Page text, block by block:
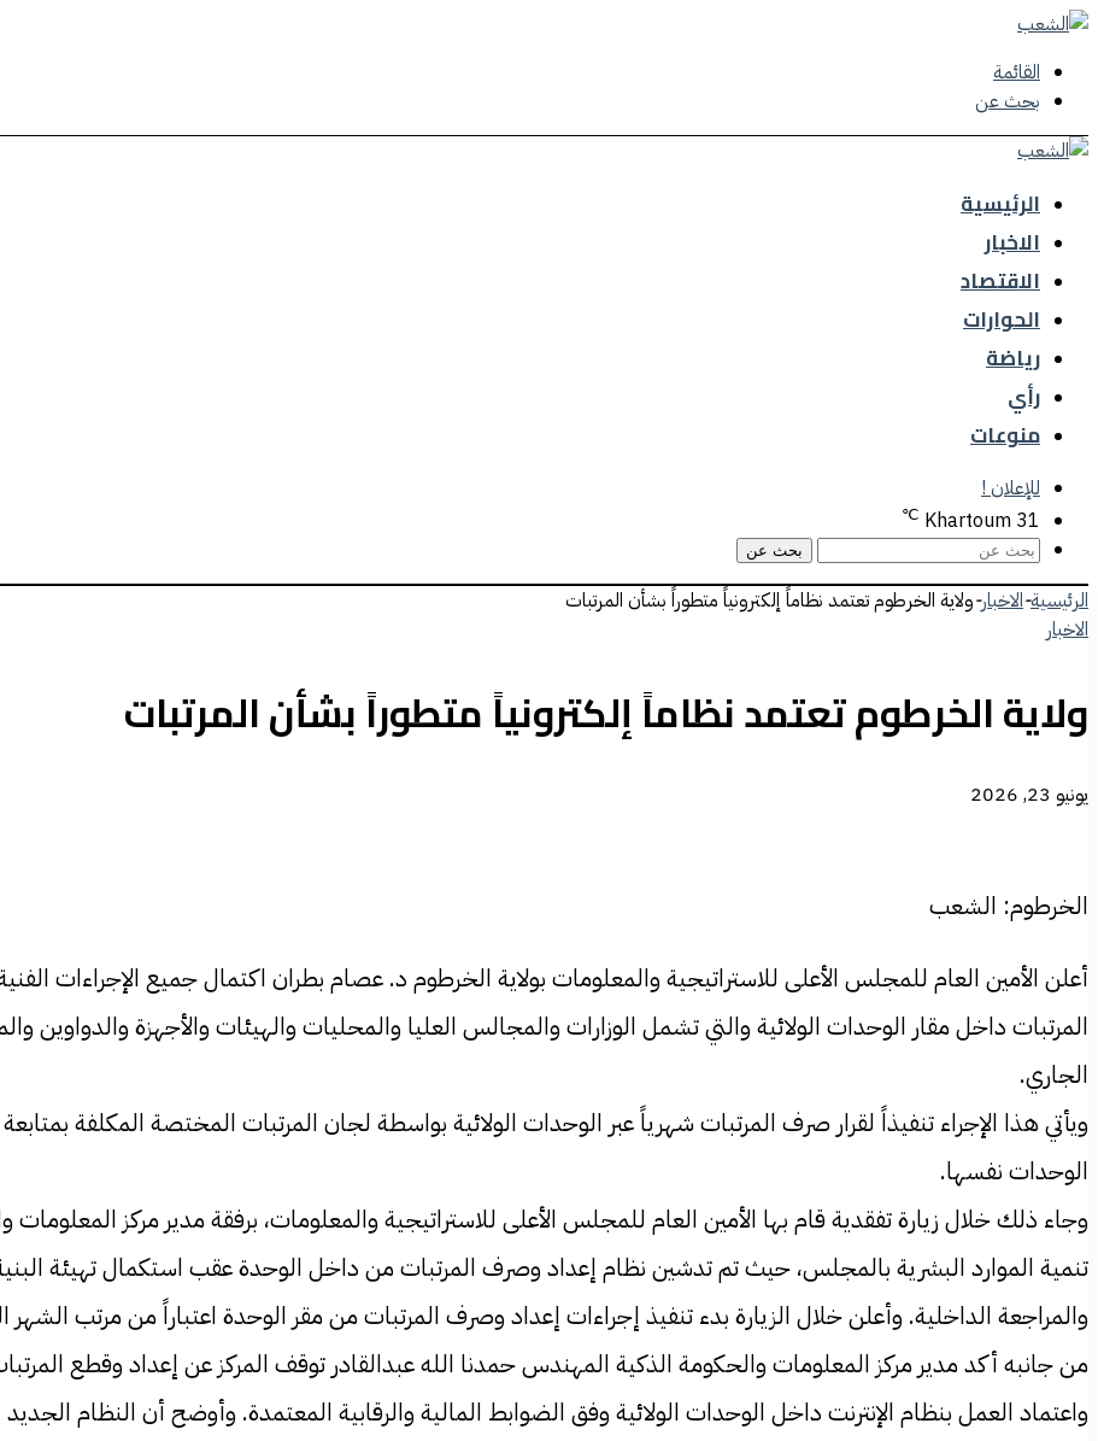
القائمة
بحث عن
الرئيسية
الاخبار
الاقتصاد
الحوارات
رياضة
رأي
منوعات
للإعلان !
Khartoum 31
℃
بحث عن
الرئيسية-الاخبار-ولاية الخرطوم تعتمد نظاماً إلكترونياً متطوراً بشأن المرتبات
الاخبار
ولاية الخرطوم تعتمد نظاماً إلكترونياً متطوراً بشأن المرتبات
يونيو 23, 2026
الخرطوم: الشعب
أعلن الأمين العام للمجلس الأعلى للاستراتيجية والمعلومات بولاية الخرطوم د. عصام بطران اكتمال جميع الإجراءات
المرتبات داخل مقار الوحدات الولائية والتي تشمل الوزارات والمجالس العليا والمحليات والهيئات والأجهزة والدواوين
الجاري.
ويأتي هذا الإجراء تنفيذاً لقرار صرف المرتبات شهرياً عبر الوحدات الولائية بواسطة لجان المرتبات المختصة المكلفة
الوحدات نفسها.
وجاء ذلك خلال زيارة تفقدية قام بها الأمين العام للمجلس الأعلى للاستراتيجية والمعلومات، برفقة مدير مركز
تنمية الموارد البشرية بالمجلس، حيث تم تدشين نظام إعداد وصرف المرتبات من داخل الوحدة عقب استكمال تهيئة
والمراجعة الداخلية. وأعلن خلال الزيارة بدء تنفيذ إجراءات إعداد وصرف المرتبات من مقر الوحدة اعتباراً من مرتب الشهر
من جانبه أكد مدير مركز المعلومات والحكومة الذكية المهندس حمدنا الله عبدالقادر توقف المركز عن إعداد وقطع
واعتماد العمل بنظام الإنترنت داخل الوحدات الولائية وفق الضوابط المالية والرقابية المعتمدة. وأوضح أن النظام